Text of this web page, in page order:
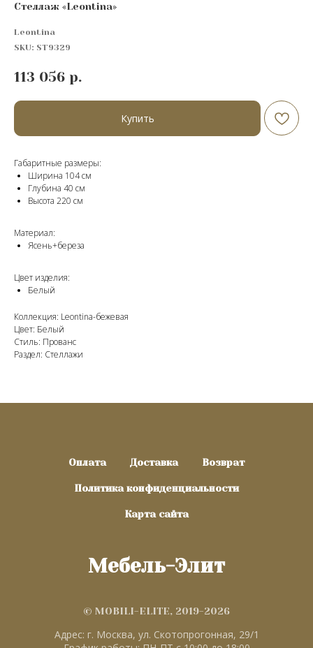
Стеллаж «Leontina»
Leontina
SKU: ST9329
113 056 р.
Купить
Габаритные размеры:
Ширина 104 см
Глубина 40 см
Высота 220 cм
Материал:
Ясень+береза
Цвет изделия:
Белый
Коллекция: Leontina-бежевая
Цвет: Белый
Стиль: Прованс
Раздел: Стеллажи
Оплата Доставка Возврат
Политика конфиденциальности
Карта сайта
Мебель-Элит
© MOBILI-ELITE, 2019-2026
Адрес: г. Москва, ул. Скотопрогонная, 29/1